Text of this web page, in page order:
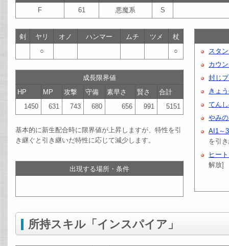
F
61 悪魔系 S
剣 ヤリ オノ ハンマー ムチ ツメ
杖
○
○
成長限界値
HP
MP 攻撃 守備 素早さ 賢さ
合計
1450
631 743 680 656 991 5151
基本的に新生配合時に限界値が上昇しますが、特性を引
き継ぐと引き継いだ特性に応じて減少します。
出現する場所・条件
スタ
カウ
封じ
きょ
てん
やみ
AI1～
を引
ヒー
解放]
所持スキル「インスパイア」